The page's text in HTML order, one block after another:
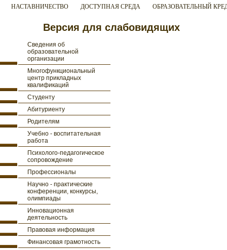
НАСТАВНИЧЕСТВО ДОСТУПНАЯ СРЕДА ОБРАЗОВАТЕЛЬНЫЙ
Версия для слабовидящих
Сведения об
образовательной
организации
Многофункциональный
центр прикладных
квалификаций
Студенту
Абитуриенту
Родителям
Учебно - воспитательная
работа
Психолого-педагогическое
сопровождение
Профессионалы
Научно - практические
конференции, конкурсы,
олимпиады
Инновационная
деятельность
Правовая информация
Финансовая грамотность